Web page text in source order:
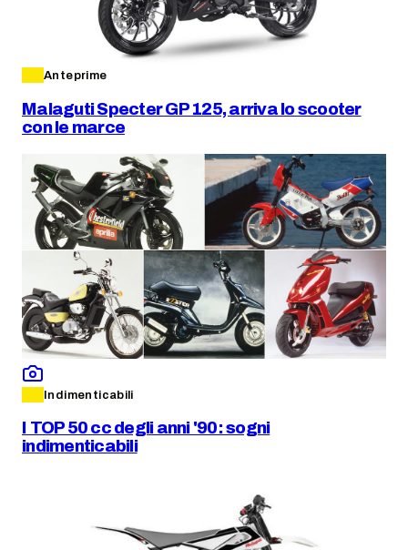
Anteprime
Malaguti Specter GP 125, arriva lo scooter
con le marce
Indimenticabili
I TOP 50 cc degli anni '90: sogni
indimenticabili